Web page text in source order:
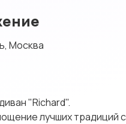
Москва
"Richard".
лучших традиций